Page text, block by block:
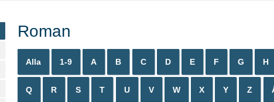
Roman
Alla 1-9 A B C D E F G H
Q R S T U V W X Y Z